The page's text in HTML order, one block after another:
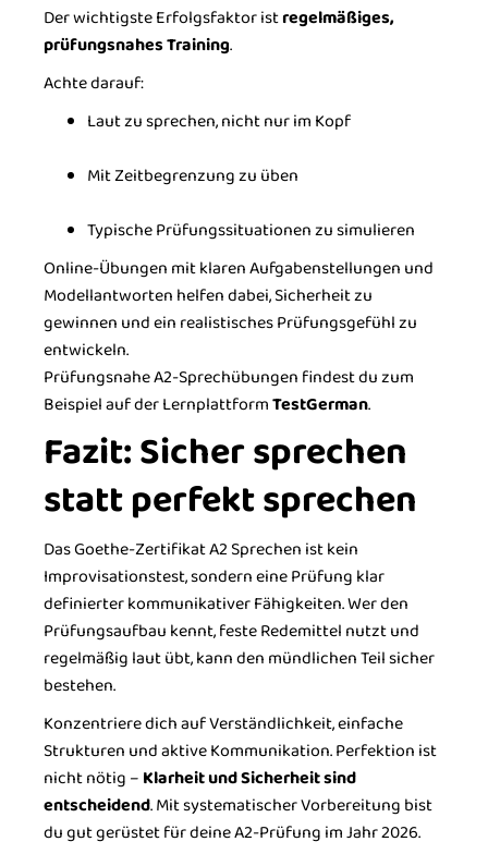
Der wichtigste Erfolgsfaktor istregelmäßiges,
prüfungsnahes Training.
Achte darauf:
Laut zu sprechen, nicht nur im Kopf
Mit Zeitbegrenzung zu üben
Typische Prüfungssituationen zu simulieren
Online-Übungen mit klaren Aufgabenstellungen und
Modellantworten helfen dabei, Sicherheit zu
gewinnen und ein realistisches Prüfungsgefühl zu
entwickeln.
Prüfungsnahe A2-Sprechübungen findest du zum
Beispiel auf der LernplattformTestGerman.
Fazit: Sicher sprechen
statt perfekt sprechen
Das Goethe-Zertifikat A2 Sprechen ist kein
Improvisationstest, sondern eine Prüfung klar
definierter kommunikativer Fähigkeiten. Wer den
Prüfungsaufbau kennt, feste Redemittel nutzt und
regelmäßig laut übt, kann den mündlichen Teil sicher
bestehen.
Konzentriere dich auf Verständlichkeit, einfache
Strukturen und aktive Kommunikation. Perfektion ist
nicht nötig – Klarheit und Sicherheit sind
entscheidend. Mit systematischer Vorbereitung bist
du gut gerüstet für deine A2-Prüfung im Jahr 2026.